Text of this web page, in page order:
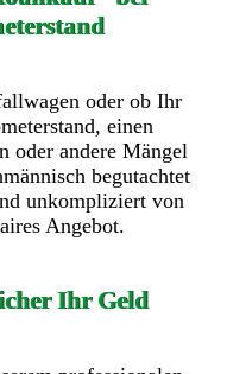
oder ob Ihr
einen
oder andere Mängel
begutachtet
unkompliziert von
Angebot.
Ihr Geld